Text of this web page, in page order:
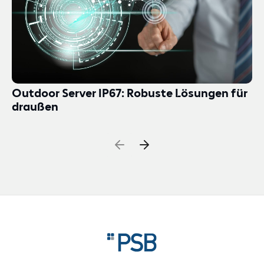
Outdoor Server IP67: Robuste Lösungen für
draußen